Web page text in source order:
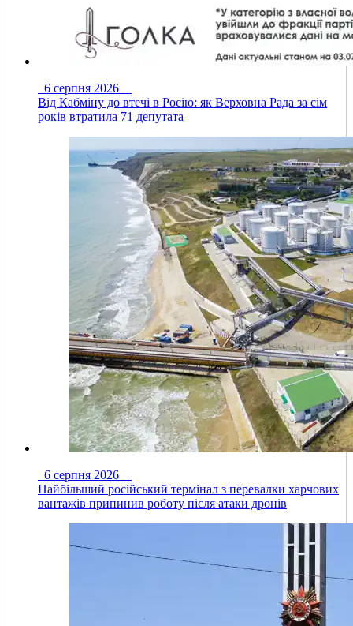
6 серпня 2026
Від Кабміну до втечі в Росію: як Верховна Рада за сім
років втратила 71 депутата
6 серпня 2026
Найбільший російський термінал з перевалки харчових
вантажів припинив роботу після атаки дронів